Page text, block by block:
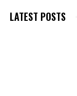
LATEST POSTS